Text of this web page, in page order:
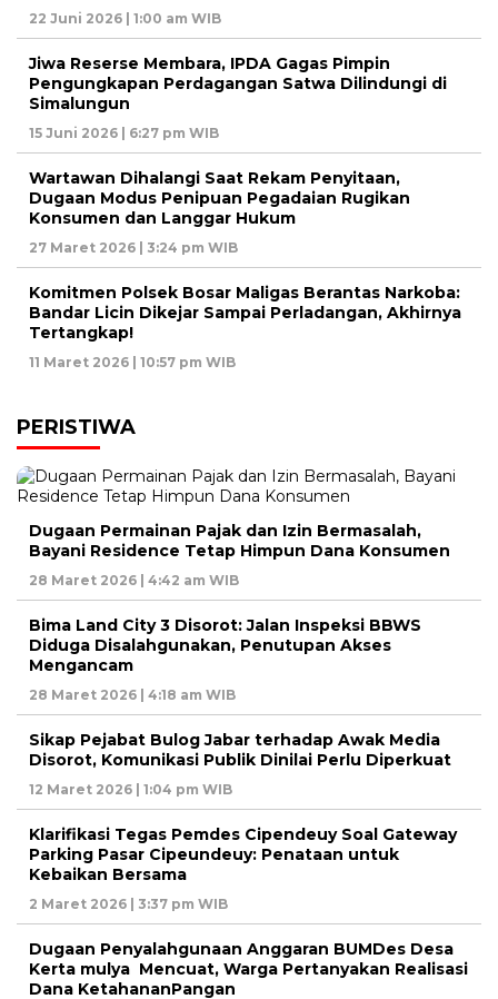
22 Juni 2026 | 1:00 am WIB
Jiwa Reserse Membara, IPDA Gagas Pimpin
Pengungkapan Perdagangan Satwa Dilindungi di
Simalungun
15 Juni 2026 | 6:27 pm WIB
Wartawan Dihalangi Saat Rekam Penyitaan,
Dugaan Modus Penipuan Pegadaian Rugikan
Konsumen dan Langgar Hukum
27 Maret 2026 | 3:24 pm WIB
Komitmen Polsek Bosar Maligas Berantas Narkoba:
Bandar Licin Dikejar Sampai Perladangan, Akhirnya
Tertangkap!
11 Maret 2026 | 10:57 pm WIB
PERISTIWA
Dugaan Permainan Pajak dan Izin Bermasalah,
Bayani Residence Tetap Himpun Dana Konsumen
28 Maret 2026 | 4:42 am WIB
Bima Land City 3 Disorot: Jalan Inspeksi BBWS
Diduga Disalahgunakan, Penutupan Akses
Mengancam
28 Maret 2026 | 4:18 am WIB
Sikap Pejabat Bulog Jabar terhadap Awak Media
Disorot, Komunikasi Publik Dinilai Perlu Diperkuat
12 Maret 2026 | 1:04 pm WIB
Klarifikasi Tegas Pemdes Cipendeuy Soal Gateway
Parking Pasar Cipeundeuy: Penataan untuk
Kebaikan Bersama
2 Maret 2026 | 3:37 pm WIB
Dugaan Penyalahgunaan Anggaran BUMDes Desa
Kerta mulya Mencuat, Warga Pertanyakan Realisasi
Dana KetahananPangan